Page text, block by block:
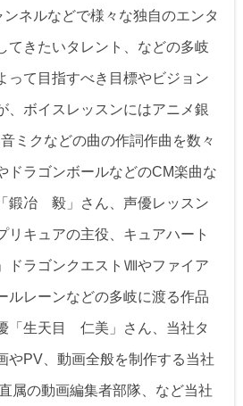
ネルなどで様々な独自のエンタ
てきたいタレント、などの多岐
って目指すべき目標やビジョン
、ボイスレッスンにはアニメ銀
ミクなどの曲の作詞作曲を数々
ドラゴンボールなどのCM楽曲な
鍛冶 毅」さん、声優レッスン
リキュアの主役、キュアハート
ドラゴンクエストⅧやファイア
ルレーンなどの多岐に渡る作品
「生天目 仁美」さん、当社タ
やPV、動画全般を制作する当社
属の動画編集者部隊、など当社